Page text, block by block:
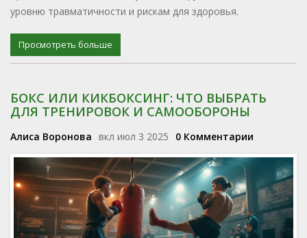
уровню травматичности и рискам для здоровья.
Просмотреть больше
БОКС ИЛИ КИКБОКСИНГ: ЧТО ВЫБРАТЬ
ДЛЯ ТРЕНИРОВОК И САМООБОРОНЫ
Алиса Воронова вкл июл 3 2025 0 Комментарии